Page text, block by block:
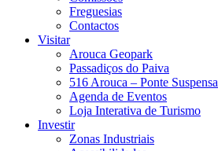
Freguesias
Contactos
Visitar
Arouca Geopark
Passadiços do Paiva
516 Arouca – Ponte Suspensa
Agenda de Eventos
Loja Interativa de Turismo
Investir
Zonas Industriais